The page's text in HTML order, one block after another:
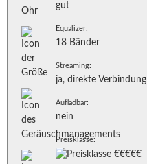
gut
Equalizer:
18 Bänder
Streaming:
ja, direkte Verbindung
Aufladbar:
nein
Preisklasse: